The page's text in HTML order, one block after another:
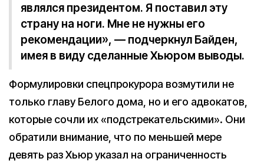
являлся президентом. Я поставил эту
страну на ноги. Мне не нужны его
рекомендации», — подчеркнул Байден,
имея в виду сделанные Хьюром выводы.
Формулировки спецпрокурора возмутили не
только главу Белого дома, но и его адвокатов,
которые сочли их «подстрекательскими». Они
обратили внимание, что по меньшей мере
девять раз Хьюр указал на ограниченность